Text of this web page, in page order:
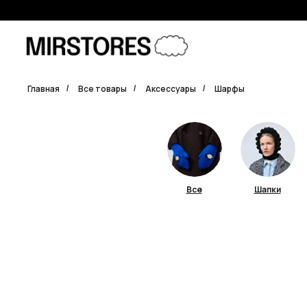
Главная / Все товары / Аксессуары / Шарфы
Шапки
Все